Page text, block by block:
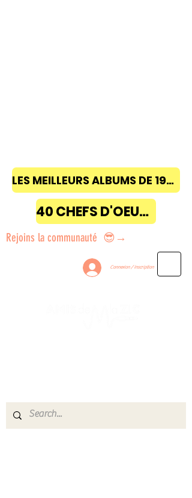
LES MEILLEURS ALBUMS DE 1968 à 2018
40 CHEFS D'OEUVRE
Rejoins la communauté 😎→
Connexion / Inscription